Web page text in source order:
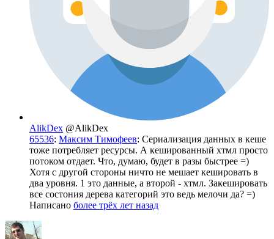
AlikDex @AlikDex
65536: Максим Тимофеев: Сериализация данных в кеше
тоже потребляет ресурсы. А кешированный хтмл просто
потоком отдает. Что, думаю, будет в разы быстрее =)
Хотя с другой стороны ничто не мешает кешировать в
два уровня. 1 это данные, а второй - хтмл. Закешировать
все состония дерева категорий это ведь мелочи да? =)
Написано более трёх лет назад